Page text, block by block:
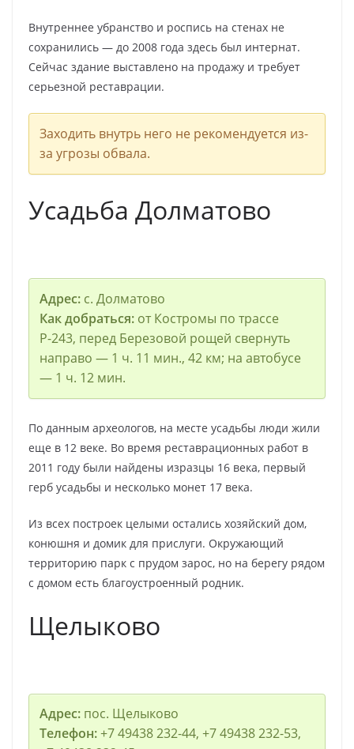
Внутреннее убранство и роспись на стенах не
сохранились — до 2008 года здесь был интернат.
Сейчас здание выставлено на продажу и требует
серьезной реставрации.
Заходить внутрь него не рекомендуется из-
за угрозы обвала.
Усадьба Долматово
Адрес:с. Долматово
Как добраться:от Костромы по трассе
Р-243, перед Березовой рощей свернуть
направо — 1 ч. 11 мин., 42 км; на автобусе
— 1 ч. 12 мин.
По данным археологов, на месте усадьбы люди жили
еще в 12 веке. Во время реставрационных работ в
2011 году были найдены изразцы 16 века, первый
герб усадьбы и несколько монет 17 века.
Из всех построек целыми остались хозяйский дом,
конюшня и домик для прислуги. Окружающий
территорию парк с прудом зарос, но на берегу рядом
с домом есть благоустроенный родник.
Щелыково
Адрес:пос. Щелыково
Телефон:+7 49438 232-44, +7 49438 232-53,